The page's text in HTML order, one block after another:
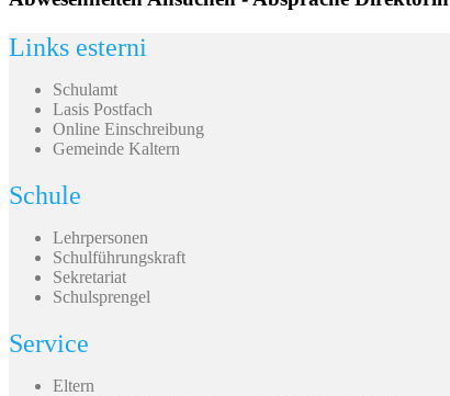
Links esterni
Schulamt
Lasis Postfach
Online Einschreibung
Gemeinde Kaltern
Schule
Lehrpersonen
Schulführungskraft
Sekretariat
Schulsprengel
Service
Eltern